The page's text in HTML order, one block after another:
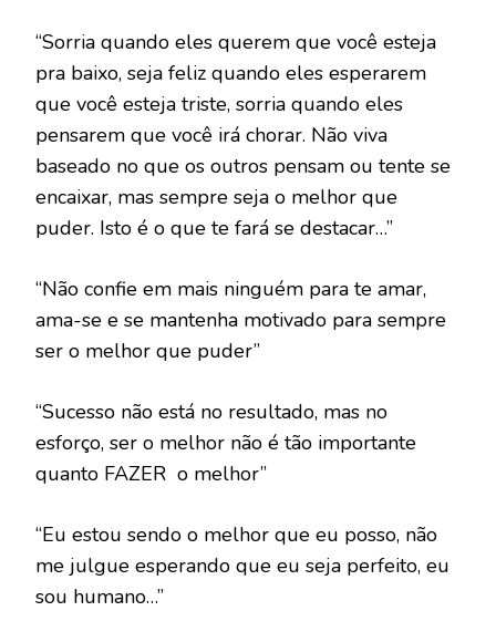
“Sorria quando eles querem que você esteja
pra baixo, seja feliz quando eles esperarem
que você esteja triste, sorria quando eles
pensarem que você irá chorar. Não viva
baseado no que os outros pensam ou tente se
encaixar, mas sempre seja o melhor que
puder. Isto é o que te fará se destacar…”
“Não confie em mais ninguém para te amar,
ama-se e se mantenha motivado para sempre
ser o melhor que puder”
“Sucesso não está no resultado, mas no
esforço, ser o melhor não é tão importante
quanto FAZER o melhor”
“Eu estou sendo o melhor que eu posso, não
me julgue esperando que eu seja perfeito, eu
sou humano…”